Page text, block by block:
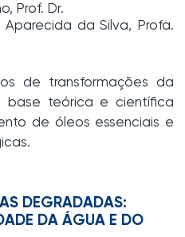
Prof. Dr.
Aparecida da Silva, Profa.
de transformações da
base teórica e científica
de óleos essenciais e
DEGRADADAS:
DA ÁGUA E DO